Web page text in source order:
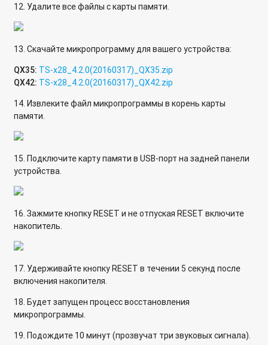
12. Удалите все файлы с карты памяти.
13. Скачайте микропрограмму для вашего устройства:
QX35: TS-x28_4.2.0(20160317)_QX35.zip
QX42: TS-x28_4.2.0(20160317)_QX42.zip
14. Извлеките файл микропрограммы в корень карты
памяти.
15. Подключите карту памяти в USB-порт на задней панели
устройства.
16. Зажмите кнопку RESET и не отпуская RESET включите
накопитель.
17. Удерживайте кнопку RESET в течении 5 секунд после
включения накопителя.
18. Будет запущен процесс восстановления
микропрограммы.
19. Подождите 10 минут (прозвучат три звуковых сигнала).